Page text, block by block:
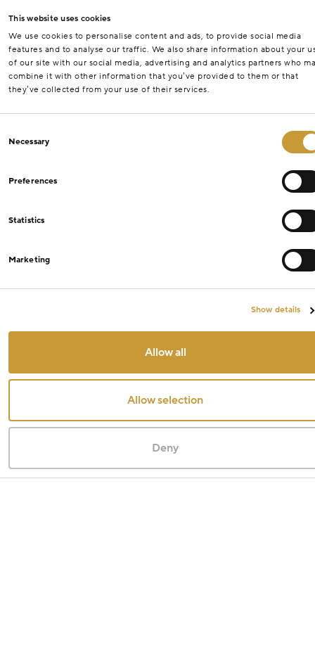
This website uses cookies
We use cookies to personalise content and ads, to provide social media
features and to analyse our traffic. We also share information about your
of our site with our social media, advertising and analytics partners who
combine it with other information that you’ve provided to them or that
they’ve collected from your use of their services.
Selection
Necessary
Preferences
Statistics
Marketing
Show details
Allow all
Allow selection
Deny